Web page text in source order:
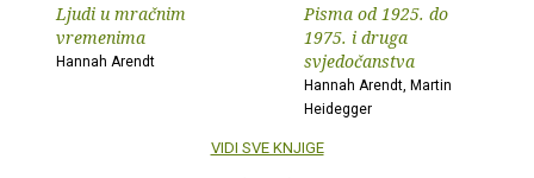
Ljudi u mračnim
vremenima
Hannah Arendt
Pisma od 1925. do
1975. i druga
svjedočanstva
Hannah Arendt, Martin
Heidegger
VIDI SVE KNJIGE